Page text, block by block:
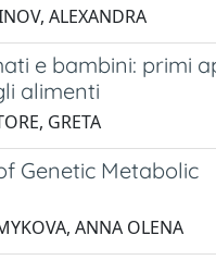
ALEXANDRA
e bambini: primi
alimenti
GRETA
Genetic Metabolic
ANNA OLENA